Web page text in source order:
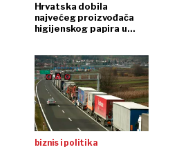
Hrvatska dobila
najvećeg proizvođača
higijenskog papira u
biznis i politika